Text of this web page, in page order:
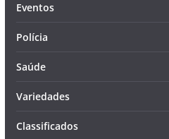
Eventos
Polícia
Saúde
Variedades
Classificados